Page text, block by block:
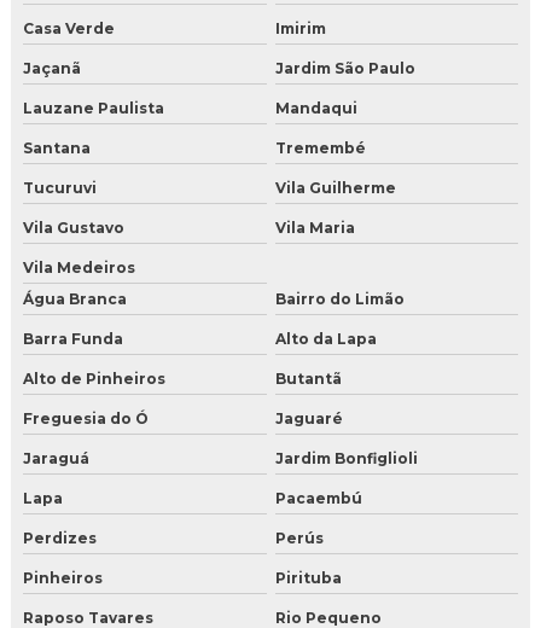
Loja de gelo seco
Comprar gelo seco
Comprar gelo seco online
Comprar gelo seco para drinks
Comprar gelo seco para festas
Comprar gelo seco sao paulo
Comprar gelo seco sp
Distribuidor de gelo seco
Gelo seco comprar preço
Gelo seco onde comprar
Gelo seco onde comprar sp zona oeste
Casa Verde Imirim
Jaçanã Jardim São Paulo
Lauzane Paulista Mandaqui
Santana Tremembé
Tucuruvi Vila Guilherme
Vila Gustavo Vila Maria
Vila Medeiros
Água Branca
Bairro do Limão
Barra Funda Alto da Lapa
Alto de Pinheiros Butantã
Freguesia do Ó Jaguaré
Jaraguá Jardim Bonfiglioli
Lapa Pacaembú
Perdizes Perús
Pinheiros Pirituba
Raposo Tavares Rio Pequeno